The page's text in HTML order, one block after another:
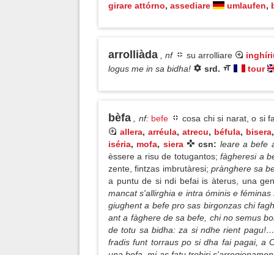
girare attórno, assediare umlaufen,
arrolliàda , nf su arrolliare
logus me in sa bidha!
srd. tour
bèfa , nf: befe
cosa chi si narat, o si
allera, arréula, atrecu, béfula, bisera
iséria, mofa, siera csn: leare a befe
èssere a risu de totugantos; fàgheresi a
zente, fintzas imbrutàresi; prànghere sa
a puntu de si ndi befai is àterus, una
mancat s'allirghia e intra óminis e
giughent a befe pro sas birgonzas chi
ant a fàghere de sa befe, chi no semus
de totu sa bidha: za si ndhe rient
fradis funt torraus po si dha fai pagai, a